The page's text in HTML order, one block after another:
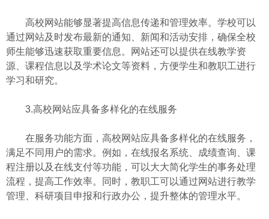
高校网站能够显著提高信息传递和管理效率。学校可以
通过网站及时发布最新的通知、新闻和活动安排，确保全校
师生能够迅速获取重要信息。网站还可以提供在线教学资
源、课程信息以及学术论文等资料，方便学生和教职工进行
学习和研究。
3.高校网站应具备多样化的在线服务
在服务功能方面，高校网站应具备多样化的在线服务，
满足不同用户的需求。例如，在线报名系统、成绩查询、课
程注册以及在线支付等功能，可以大大简化学生的事务处理
流程，提高工作效率。同时，教职工可以通过网站进行教学
管理、科研项目申报和行政办公，提升整体的管理水平。